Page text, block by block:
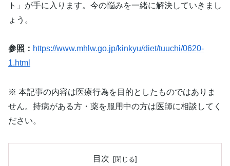
ト」が手に入ります。今の悩みを一緒に解決していきまし
ょう。
参照： https://www.mhlw.go.jp/kinkyu/diet/tuuchi/0620-
1.html
※ 本記事の内容は医療行為を目的としたものではありま
せん。持病がある方・薬を服用中の方は医師に相談してく
ださい。
目次